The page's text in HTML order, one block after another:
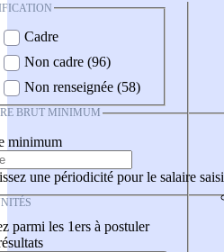
Cadre
Non cadre (96)
Non renseignée (58)
BRUT MINIMUM
minimum
une périodicité pour le salaire saisi
parmi les 1ers à postuler